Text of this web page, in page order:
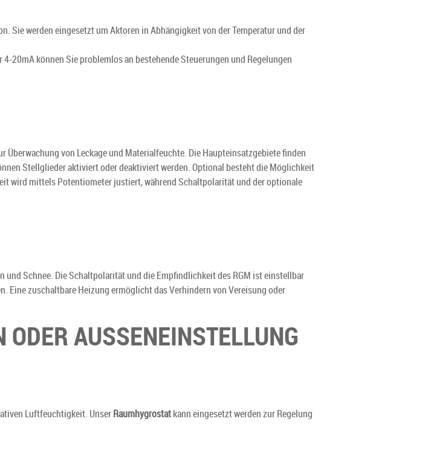
Sie werden eingesetzt um Aktoren in Abhängigkeit von der Temperatur und der
20mA können Sie problemlos an bestehende Steuerungen und Regelungen
von Leckage und Materialfeuchte. Die Haupteinsatzgebiete finden
Stellglieder aktiviert oder deaktiviert werden. Optional besteht die Möglichkeit
wird mittels Potentiometer justiert, während Schaltpolarität und der optionale
und Schnee. Die Schaltpolarität und die Empfindlichkeit des RGM ist einstellbar
zuschaltbare Heizung ermöglicht das Verhindern von Vereisung oder
AUSSENEINSTELLUNG
Luftfeuchtigkeit. UnserRaumhygrostatkann eingesetzt werden zur Regelung